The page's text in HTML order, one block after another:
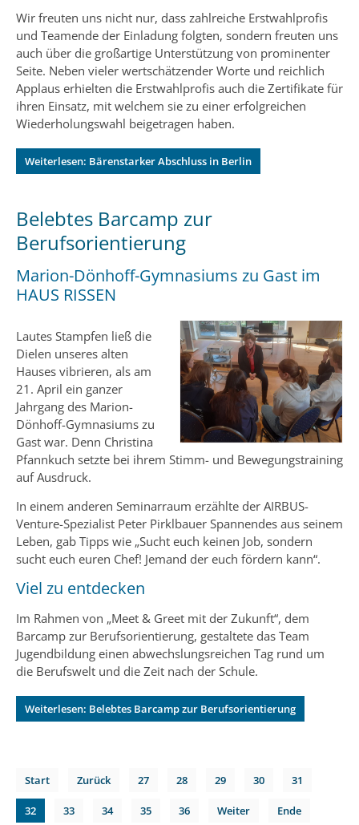
Wir freuten uns nicht nur, dass zahlreiche Erstwahlprofis
und Teamende der Einladung folgten, sondern freuten uns
auch über die großartige Unterstützung von prominenter
Seite. Neben vieler wertschätzender Worte und reichlich
Applaus erhielten die Erstwahlprofis auch die Zertifikate für
ihren Einsatz, mit welchem sie zu einer erfolgreichen
Wiederholungswahl beigetragen haben.
Weiterlesen: Bärenstarker Abschluss in Berlin
Belebtes Barcamp zur
Berufsorientierung
Marion-Dönhoff-Gymnasiums zu Gast im
HAUS RISSEN
Lautes Stampfen ließ die
Dielen unseres alten
Hauses vibrieren, als am
21. April ein ganzer
Jahrgang des Marion-
Dönhoff-Gymnasiums zu
Gast war. Denn Christina
Pfannkuch setzte bei ihrem Stimm- und Bewegungstraining
auf Ausdruck.
In einem anderen Seminarraum erzählte der AIRBUS-
Venture-Spezialist Peter Pirklbauer Spannendes aus seinem
Leben, gab Tipps wie „Sucht euch keinen Job, sondern
sucht euch euren Chef! Jemand der euch fördern kann“.
Viel zu entdecken
Im Rahmen von „Meet & Greet mit der Zukunft“, dem
Barcamp zur Berufsorientierung, gestaltete das Team
Jugendbildung einen abwechslungsreichen Tag rund um
die Berufswelt und die Zeit nach der Schule.
Weiterlesen: Belebtes Barcamp zur Berufsorientierung
Start Zurück 27 28 29 30 31
32 33 34 35 36 Weiter Ende